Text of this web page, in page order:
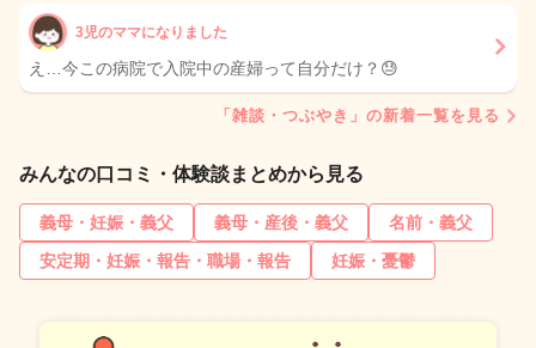
3児のママになりました
え…今この病院で入院中の産婦って自分だけ？😓
「雑談・つぶやき」の新着一覧を見る
みんなの口コミ・体験談まとめから見る
義母・妊娠・義父 義母・産後・義父
名前・義父
安定期・妊娠・報告・職場・報告
妊娠・憂鬱